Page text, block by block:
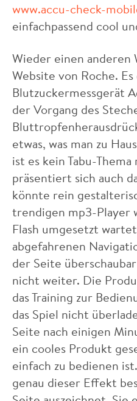
www.accu-check-
einfachpassend cool
Wieder einen anderen
Website von Roche.
Blutzuckermessgerät
der Vorgang des
etwas, was man zu
ist es kein Tabu-
präsentiert sich auch
könnte rein
trendigen mp3-Player
Flash umgesetzt
abgefahrenen
der Seite
nicht weiter. Die
das Training zur
das Spiel nicht
Seite nach einigen
ein cooles Produkt
einfach zu bedienen
genau dieser Effekt